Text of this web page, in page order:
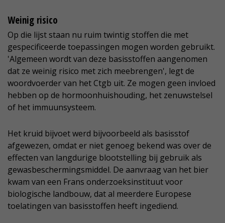
Weinig risico
Op die lijst staan nu ruim twintig stoffen die met
gespecificeerde toepassingen mogen worden gebruikt.
'Algemeen wordt van deze basisstoffen aangenomen
dat ze weinig risico met zich meebrengen', legt de
woordvoerder van het Ctgb uit. Ze mogen geen invloed
hebben op de hormoonhuishouding, het zenuwstelsel
of het immuunsysteem.
Het kruid bijvoet werd bijvoorbeeld als basisstof
afgewezen, omdat er niet genoeg bekend was over de
effecten van langdurige blootstelling bij gebruik als
gewasbeschermingsmiddel. De aanvraag van het bier
kwam van een Frans onderzoeksinstituut voor
biologische landbouw, dat al meerdere Europese
toelatingen van basisstoffen heeft ingediend.